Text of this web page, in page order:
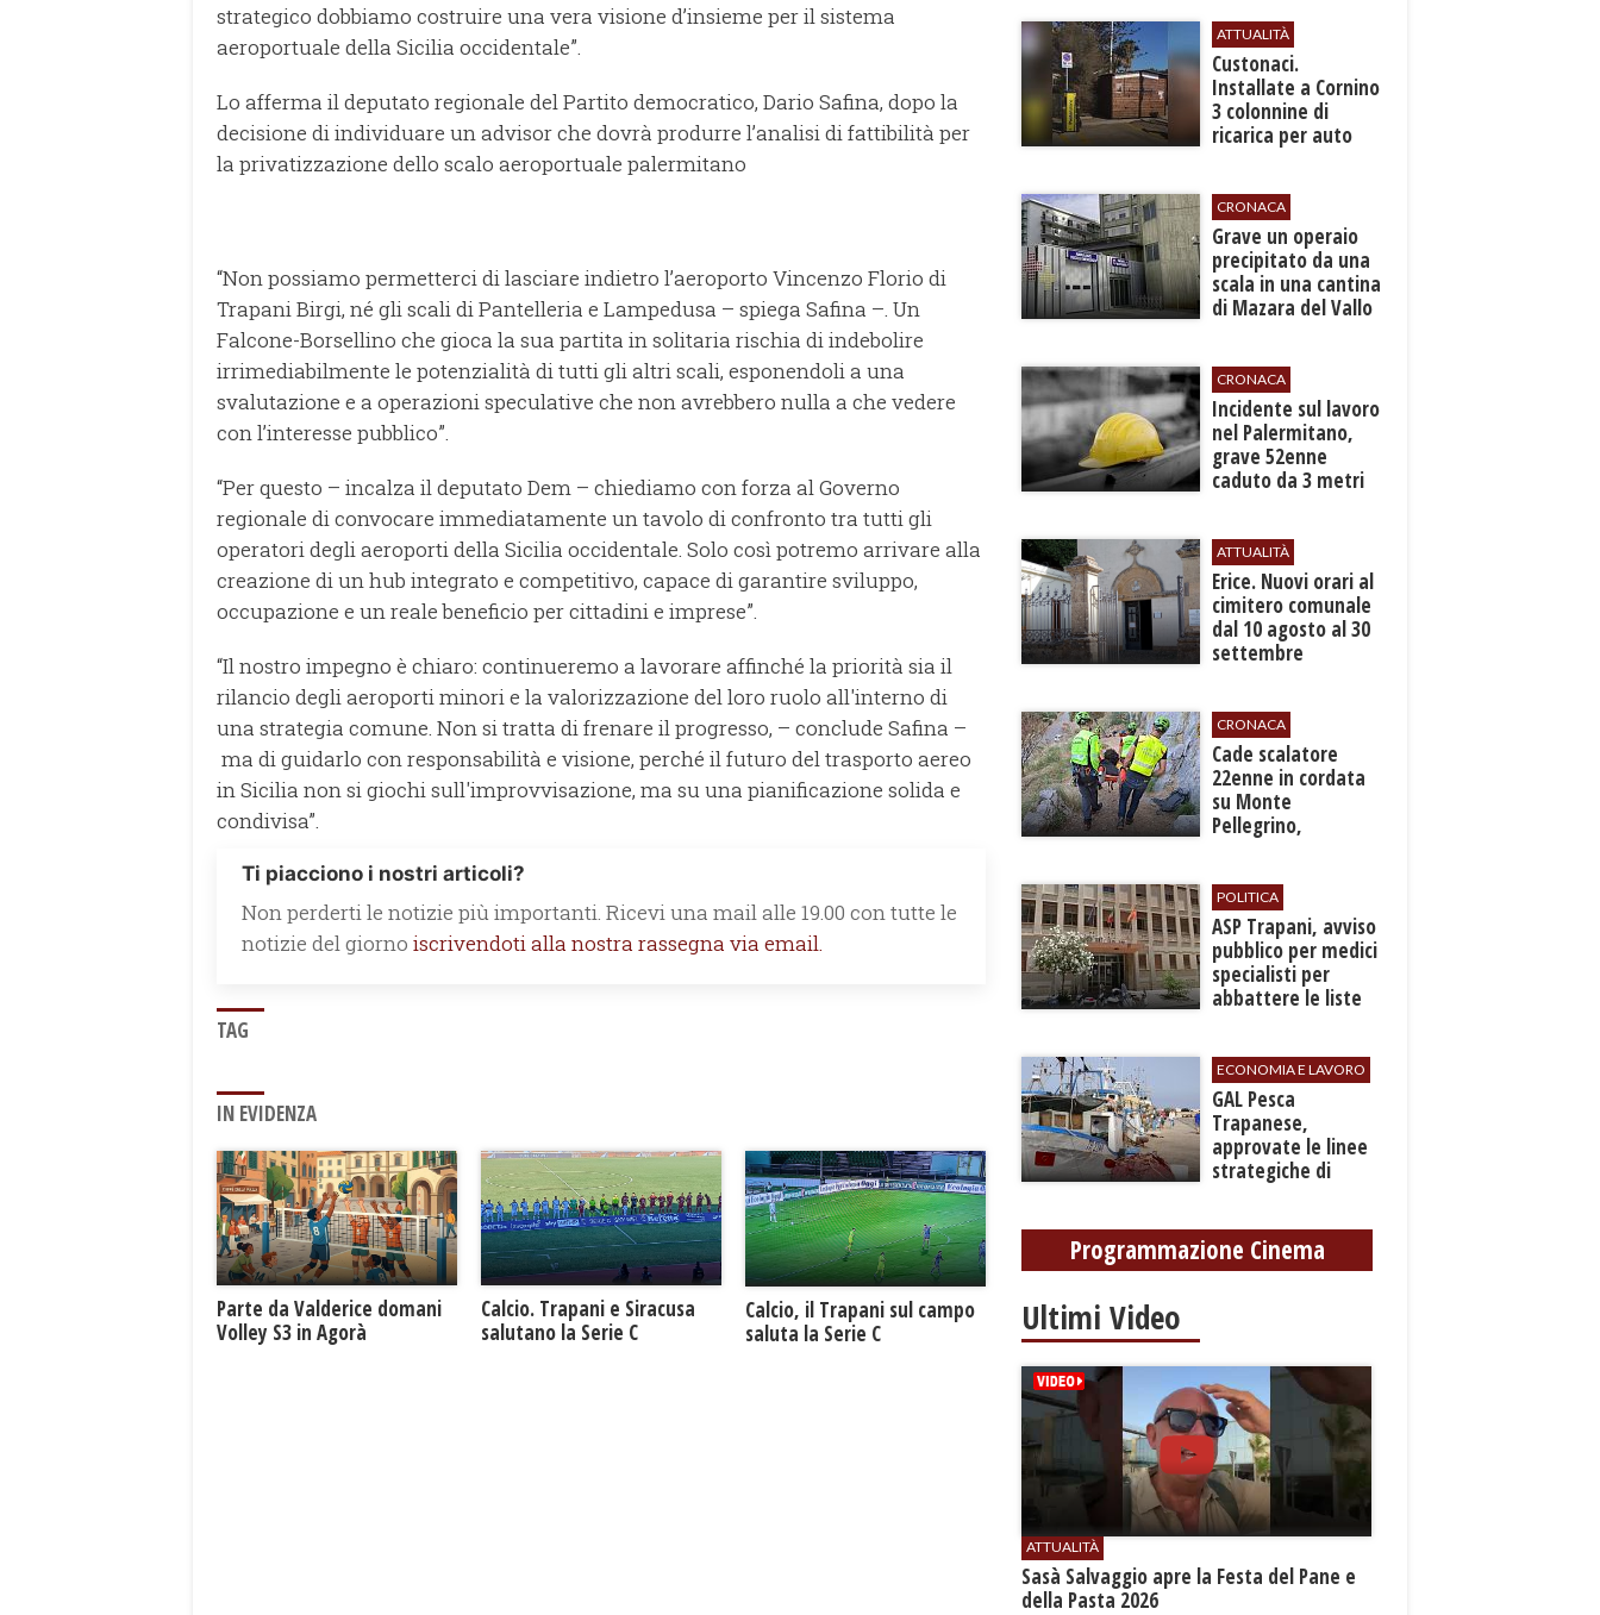
strategico dobbiamo costruire una vera visione d’insieme per il sistema
aeroportuale della Sicilia occidentale”.
Lo afferma il deputato regionale del Partito democratico, Dario Safina, dopo la
decisione di individuare un advisor che dovrà produrre l’analisi di fattibilità per
la privatizzazione dello scalo aeroportuale palermitano
“Non possiamo permetterci di lasciare indietro l’aeroporto Vincenzo Florio di
Trapani Birgi, né gli scali di Pantelleria e Lampedusa – spiega Safina –. Un
Falcone-Borsellino che gioca la sua partita in solitaria rischia di indebolire
irrimediabilmente le potenzialità di tutti gli altri scali, esponendoli a una
svalutazione e a operazioni speculative che non avrebbero nulla a che vedere
con l’interesse pubblico”.
“Per questo – incalza il deputato Dem – chiediamo con forza al Governo
regionale di convocare immediatamente un tavolo di confronto tra tutti gli
operatori degli aeroporti della Sicilia occidentale. Solo così potremo arrivare alla
creazione di un hub integrato e competitivo, capace di garantire sviluppo,
occupazione e un reale beneficio per cittadini e imprese”.
“Il nostro impegno è chiaro: continueremo a lavorare affinché la priorità sia il
rilancio degli aeroporti minori e la valorizzazione del loro ruolo all'interno di
una strategia comune. Non si tratta di frenare il progresso, – conclude Safina –
ma di guidarlo con responsabilità e visione, perché il futuro del trasporto aereo
in Sicilia non si giochi sull'improvvisazione, ma su una pianificazione solida e
condivisa”.
Ti piacciono i nostri articoli?
Non perderti le notizie più importanti. Ricevi una mail alle 19.00 con tutte le
notizie del giorno iscrivendoti alla nostra rassegna via email.
TAG
IN EVIDENZA
Parte da Valderice domani
Volley S3 in Agorà
Calcio. Trapani e Siracusa
salutano la Serie C
Calcio, il Trapani sul campo
saluta la Serie C
ATTUALITÀ
Custonaci.
Installate a Cornino
3 colonnine di
ricarica per auto
CRONACA
​Grave un operaio
precipitato da una
scala in una cantina
di Mazara del Vallo
CRONACA
​Incidente sul lavoro
nel Palermitano,
grave 52enne
caduto da 3 metri
ATTUALITÀ
​Erice. Nuovi orari al
cimitero comunale
dal 10 agosto al 30
settembre
CRONACA
​Cade scalatore
22enne in cordata
su Monte
Pellegrino,
gamba
POLITICA
ASP Trapani, avviso
pubblico per medici
specialisti per
abbattere le liste
ECONOMIA E LAVORO
GAL Pesca
Trapanese,
approvate le linee
strategiche di
settembre
Programmazione Cinema
Ultimi Video
ATTUALITÀ
Sasà Salvaggio apre la Festa del Pane e
della Pasta 2026